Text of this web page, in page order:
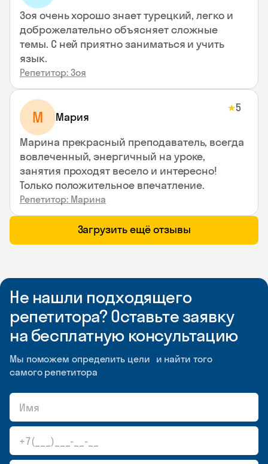
Зоя очень хорошо знает турецкий, легко и
доброжелательно объясняет сложные
темы. С ней приятно заниматься и учить
язык.
Репетитор: Зоя
М Мария
★5
Марина прекрасный преподаватель, всегда
вовлеченный, энергичный на уроке,
занятия проходят весело и интересно!
Только положительное впечатление.
Репетитор: Марина
Загрузить ещё отзывы
Не нашли подходящего
репетитора? Оставьте заявку
на бесплатную консультацию
Мы поможем определить цели и найти того
самого репетитора